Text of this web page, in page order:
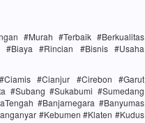
#Murah #Terbaik #Berkualitas
#Biaya #Rincian #Bisnis #Usaha
#Cianjur #Cirebon #Garut
#Subang #Sukabumi #Sumedang
#Banjarnegara #Banyumas
#Kebumen #Klaten #Kudus